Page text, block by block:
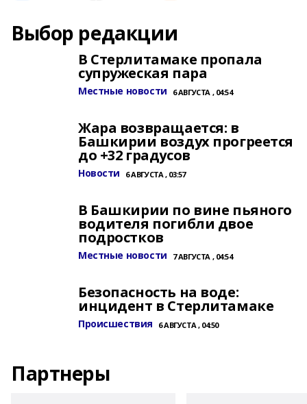
Выбор редакции
В Стерлитамаке пропала
супружеская пара
Местные новости 6 АВГУСТА , 04:54
Жара возвращается: в
Башкирии воздух прогреется
до +32 градусов
Новости 6 АВГУСТА , 03:57
В Башкирии по вине пьяного
водителя погибли двое
подростков
Местные новости 7 АВГУСТА , 04:54
Безопасность на воде:
инцидент в Стерлитамаке
Происшествия 6 АВГУСТА , 04:50
Партнеры